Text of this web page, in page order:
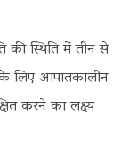
की स्थिति में तीन से
लिए आपातकालीन
करने का लक्ष्य